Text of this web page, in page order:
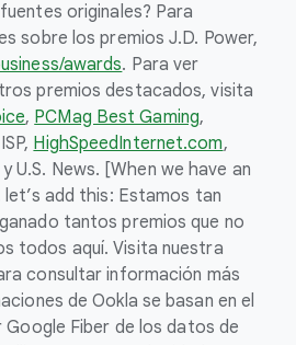
originales? Para
sobre los premios J.D. Power,
awards. Para ver
premios destacados, visita
, PCMag Best Gaming,
HighSpeedInternet.com,
y U.S. News. [When we have an
add this: Estamos tan
tantos premios que no
todos aquí. Visita nuestra
consultar información más
de Ookla se basan en el
Google Fiber de los datos de